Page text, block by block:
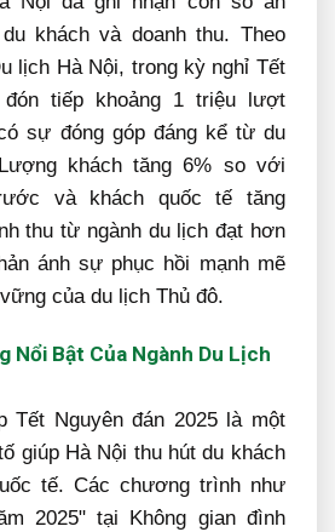
khách và doanh thu. Theo
lịch Hà Nội, trong kỳ nghỉ Tết
tiếp khoảng 1 triệu lượt
sự đóng góp đáng kể từ du
khách tăng 6% so với
và khách quốc tế tăng
thu từ ngành du lịch đạt hơn
ánh sự phục hồi mạnh mẽ
của du lịch Thủ đô.
Nổi Bật Của Ngành Du Lịch
Tết Nguyên đán 2025 là một
giúp Hà Nội thu hút du khách
tế. Các chương trình như
2025" tại Không gian đình